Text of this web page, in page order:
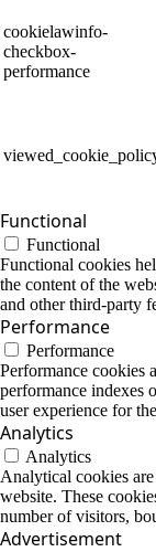
cookielawinfo-
checkbox-
performance
Functional
Functional
Functional cookies
the content of the
and other third-party
Performance
Performance
Performance cookies
performance indexes
user experience for
Analytics
Analytics
Analytical cookies
website. These
number of visitors,
Advertisement